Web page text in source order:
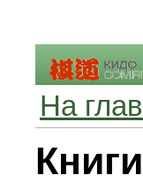
На